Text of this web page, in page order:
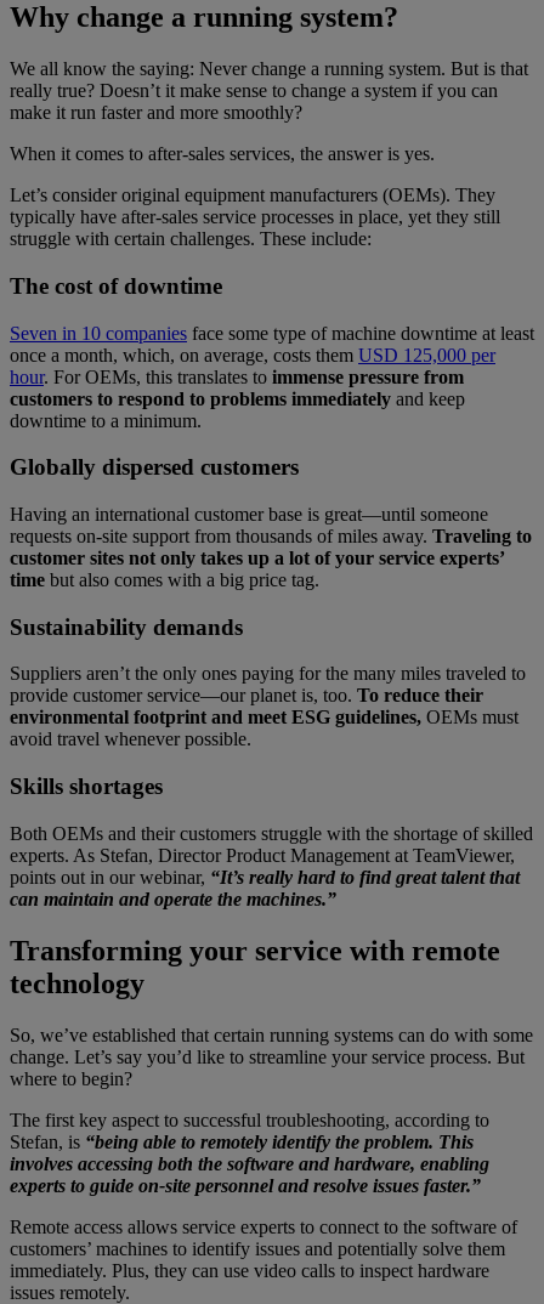
Why change a running system?
We all know the saying: Never change a running system. But is that
really true? Doesn’t it make sense to change a system if you can
make it run faster and more smoothly?
When it comes to after-sales services, the answer is yes.
Let’s consider original equipment manufacturers (OEMs). They
typically have after-sales service processes in place, yet they still
struggle with certain challenges. These include:
The cost of downtime
Seven in 10 companies face some type of machine downtime at least
once a month, which, on average, costs them USD 125,000 per
hour. For OEMs, this translates to immense pressure from
customers to respond to problems immediately and keep
downtime to a minimum.
Globally dispersed customers
Having an international customer base is great—until someone
requests on-site support from thousands of miles away. Traveling to
customer sites not only takes up a lot of your service experts’
time but also comes with a big price tag.
Sustainability demands
Suppliers aren’t the only ones paying for the many miles traveled to
provide customer service—our planet is, too. To reduce their
environmental footprint and meet ESG guidelines, OEMs must
avoid travel whenever possible.
Skills shortages
Both OEMs and their customers struggle with the shortage of skilled
experts. As Stefan, Director Product Management at TeamViewer,
points out in our webinar, “It’s really hard to find great talent that
can maintain and operate the machines.”
Transforming your service with remote
technology
So, we’ve established that certain running systems can do with some
change. Let’s say you’d like to streamline your service process. But
where to begin?
The first key aspect to successful troubleshooting, according to
Stefan, is “being able to remotely identify the problem. This
involves accessing both the software and hardware, enabling
experts to guide on-site personnel and resolve issues faster.”
Remote access allows service experts to connect to the software of
customers’ machines to identify issues and potentially solve them
immediately. Plus, they can use video calls to inspect hardware
issues remotely.